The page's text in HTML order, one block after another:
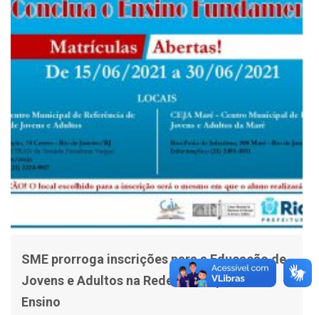
SME prorroga inscrições para a Educação de
Jovens e Adultos na Rede Municipal de
Ensino